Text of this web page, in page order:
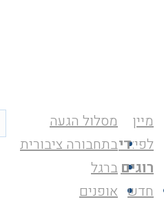
מסלול הגעה
בתחבורה ציבורית
ברגל
אופנים
מיין
לפי:די
רוגים
חדש